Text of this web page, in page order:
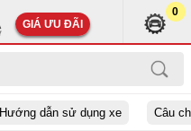
GIÁ ƯU ĐÃI
0
Hướng dẫn sử dụng xe Câu